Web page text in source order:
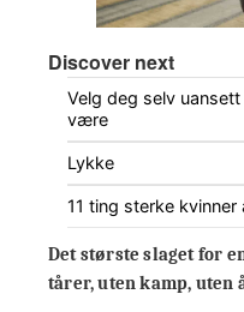
Discover next
Velg deg selv
være
Lykke
11 ting sterke kvinner
Det største slaget for
tårer, uten kamp, uten